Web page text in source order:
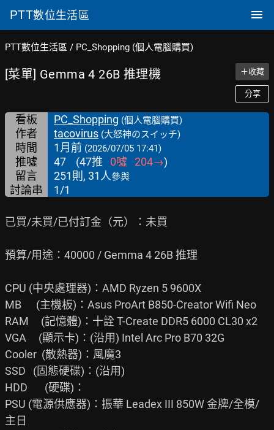
PTT數位生活區
PTT數位生活區 / PC_Shopping (個人電腦購買)
[菜單] Gemma 4 26B 推理機 ＋收藏
分享
看板 PC_Shopping (個人電腦購買)
作者 tacovirus (大怒神のスイッチ)
時間 1月前 (2026/07/05 17:41)
推噓 47 (47推 0噓 204→)
留言
251則, 31人參與
討論串 1/1
已買/未買/已付訂金（元）：未買
預算/用途：40000 / Gemma 4 26B 推理
CPU (中央處理器)：AMD Ryzen 5 9600X
MB      (主機板)：Asus ProArt B850-Creator Wifi Neo
RAM     (記憶體)：十詮 T-Create DDR5 6000 CL30 x2
VGA     (顯示卡)：(沿用) Intel Arc Pro B70 32G
Cooler  (散熱器)：風魔3
SSD   (固態硬碟)：(沿用)
HDD       (硬碟)：
PSU (電源供應器)：振華 Leadex III 850W 金牌/全模/
主日